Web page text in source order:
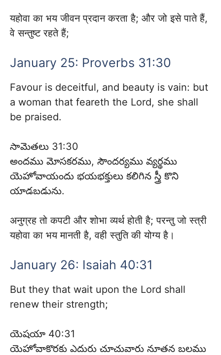
यहोवा का भय जीवन प्रदान करता है; और जो इसे पाते हैं,
वे सन्तुष्ट रहते हैं;
January 25: Proverbs 31:30
Favour is deceitful, and beauty is vain: but
a woman that feareth the Lord, she shall
be praised.
సామెతలు 31:30
అందము మోసకరము, సౌందర్యము వ్యర్థము
యెహోవాయందు భయభక్తులు కలిగిన స్త్రీ కొని
యాడబడును.
अनुग्रह तो कपटी और शोभा व्यर्थ होती है; परन्तु जो स्त्री
यहोवा का भय मानती है, वही स्तुति की योग्य है।
January 26: Isaiah 40:31
But they that wait upon the Lord shall
renew their strength;
యెషయా 40:31
యెహోవాకొరకు ఎదురు చూచువారు నూతన బలము